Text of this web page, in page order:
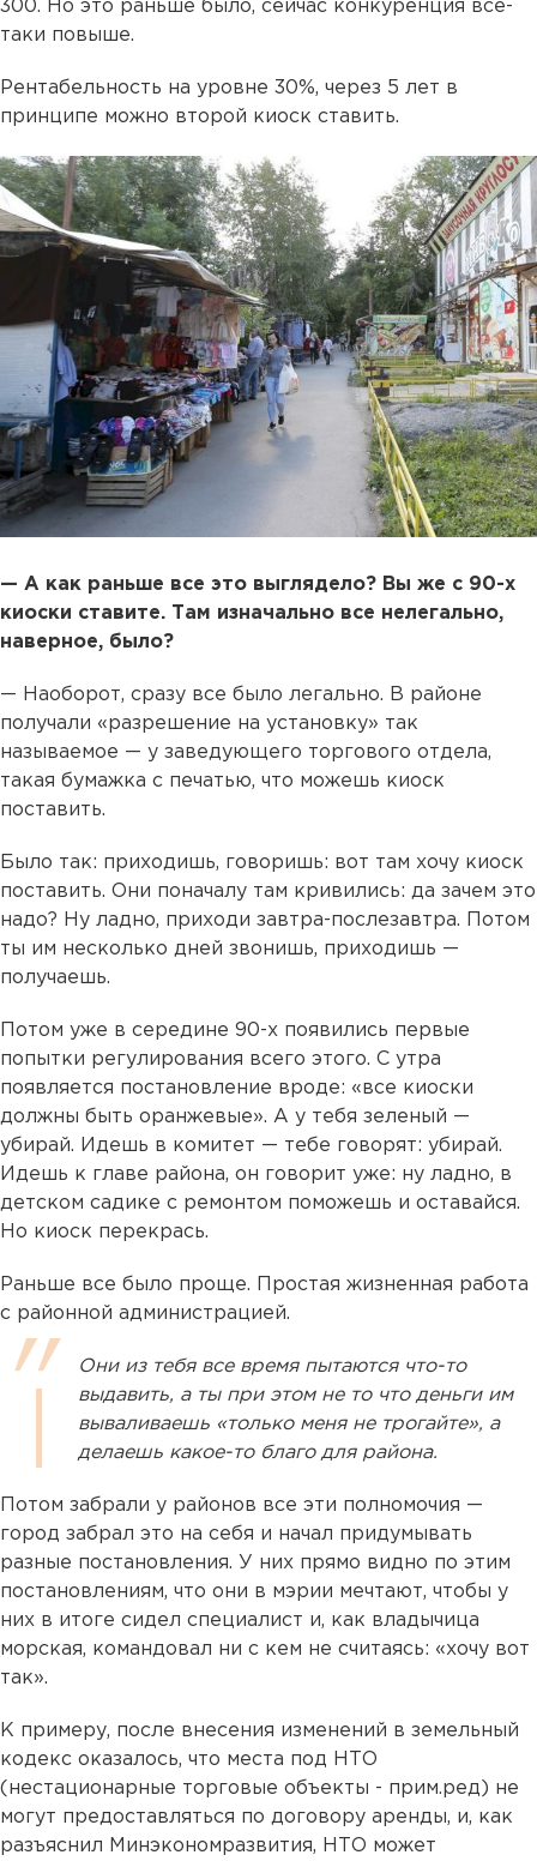
300. Но это раньше было, сейчас конкуренция все-
таки повыше.
Рентабельность на уровне 30%, через 5 лет в
принципе можно второй киоск ставить.
— А как раньше все это выглядело? Вы же с 90-х
киоски ставите. Там изначально все нелегально,
наверное, было?
— Наоборот, сразу все было легально. В районе
получали «разрешение на установку» так
называемое — у заведующего торгового отдела,
такая бумажка с печатью, что можешь киоск
поставить.
Было так: приходишь, говоришь: вот там хочу киоск
поставить. Они поначалу там кривились: да зачем это
надо? Ну ладно, приходи завтра-послезавтра. Потом
ты им несколько дней звонишь, приходишь —
получаешь.
Потом уже в середине 90-х появились первые
попытки регулирования всего этого. С утра
появляется постановление вроде: «все киоски
должны быть оранжевые». А у тебя зеленый —
убирай. Идешь в комитет — тебе говорят: убирай.
Идешь к главе района, он говорит уже: ну ладно, в
детском садике с ремонтом поможешь и оставайся.
Но киоск перекрась.
Раньше все было проще. Простая жизненная работа
с районной администрацией.
Они из тебя все время пытаются что-то
выдавить, а ты при этом не то что деньги им
вываливаешь «только меня не трогайте», а
делаешь какое-то благо для района.
Потом забрали у районов все эти полномочия —
город забрал это на себя и начал придумывать
разные постановления. У них прямо видно по этим
постановлениям, что они в мэрии мечтают, чтобы у
них в итоге сидел специалист и, как владычица
морская, командовал ни с кем не считаясь: «хочу вот
так».
К примеру, после внесения изменений в земельный
кодекс оказалось, что места под НТО
(нестационарные торговые объекты - прим.ред) не
могут предоставляться по договору аренды, и, как
разъяснил Минэкономразвития, НТО может